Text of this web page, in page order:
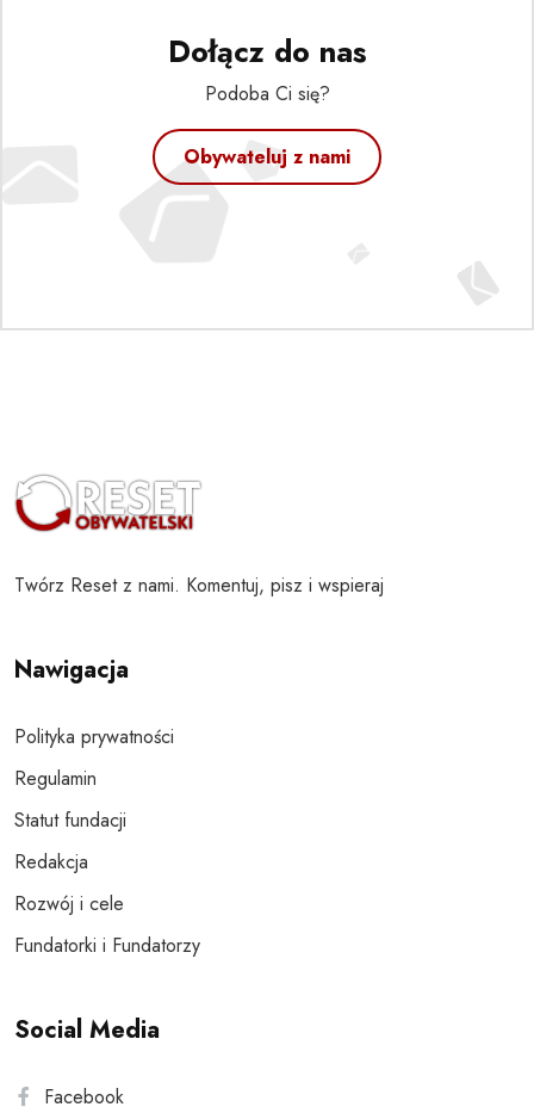
Dołącz do nas
Podoba Ci się?
Obywateluj z nami
Twórz Reset z nami. Komentuj, pisz i wspieraj
Nawigacja
Polityka prywatności
Regulamin
Statut fundacji
Redakcja
Rozwój i cele
Fundatorki i Fundatorzy
Social Media
Facebook